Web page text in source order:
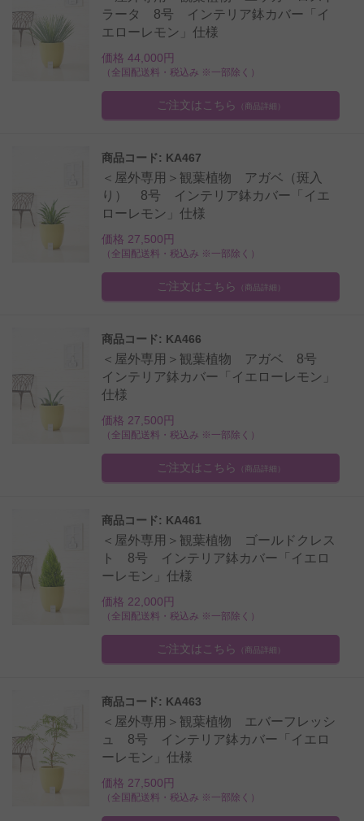
ラータ 8号 インテリア鉢カバー「イ
エローレモン」仕様
価格 44,000円
（全国配送料・税込み ※一部除く）
ご注文はこちら （商品詳細）
商品コード: KA467
＜屋外専用＞観葉植物 アガベ（斑入
り） 8号 インテリア鉢カバー「イエ
ローレモン」仕様
価格 27,500円
（全国配送料・税込み ※一部除く）
ご注文はこちら （商品詳細）
商品コード: KA466
＜屋外専用＞観葉植物 アガベ 8号
インテリア鉢カバー「イエローレモン」
仕様
価格 27,500円
（全国配送料・税込み ※一部除く）
ご注文はこちら （商品詳細）
商品コード: KA461
＜屋外専用＞観葉植物 ゴールドクレス
ト 8号 インテリア鉢カバー「イエロ
ーレモン」仕様
価格 22,000円
（全国配送料・税込み ※一部除く）
ご注文はこちら （商品詳細）
商品コード: KA463
＜屋外専用＞観葉植物 エバーフレッシ
ュ 8号 インテリア鉢カバー「イエロ
ーレモン」仕様
価格 27,500円
（全国配送料・税込み ※一部除く）